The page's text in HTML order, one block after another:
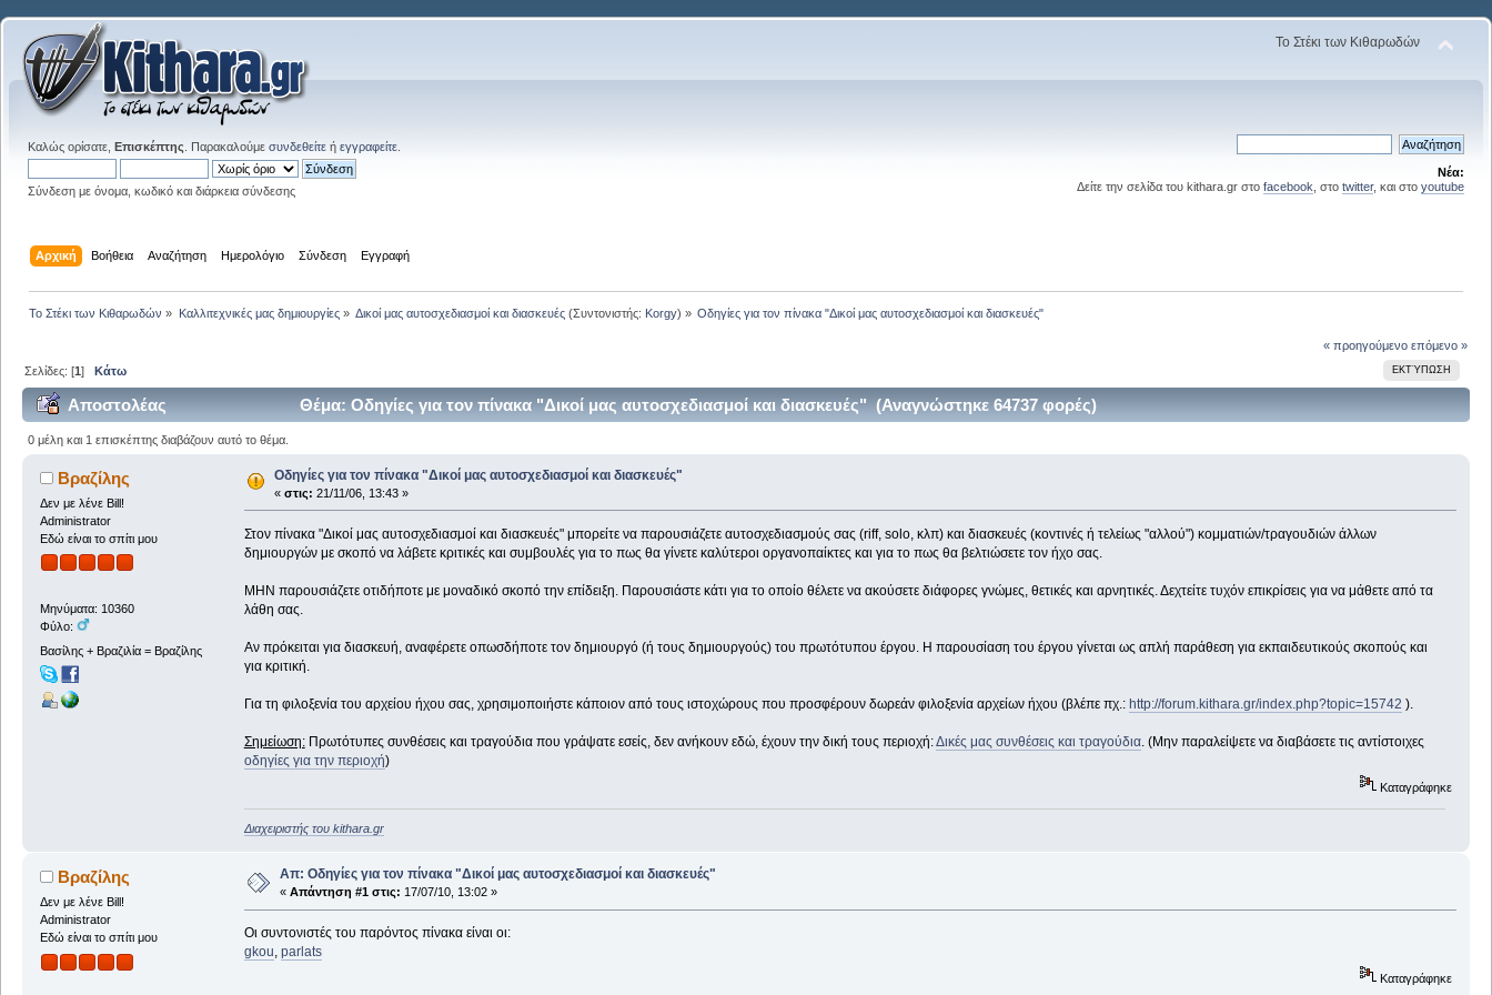
Το Στέκι των Κιθαρωδών
Καλώς ορίσατε, Επισκέπτης . Παρακαλούμε συνδεθείτε ή εγγραφείτε
Σύνδεση με όνομα, κωδικό και διάρκεια σύνδεσης
Νέα:
Δείτε την σελίδα του kithara.gr στο facebook , στο twitter, και στο youtube
Αρχική Βοήθεια Αναζήτηση Ημερολόγιο Σύνδεση Εγγραφή
Το Στέκι των Κιθαρωδών » Καλλιτεχνικές μας δημιουργίες» Δικοί μας αυτοσχεδιασμοί και διασκευές(Συντονιστής: Korgy) » Οδηγίες για τον πίνακα "Δικοί μας αυτοσχεδιασμοί και διασκευές"
« προηγούμενο επόμενο »
ΕΚΤΎΠΩΣΗ
Σελίδες: [1]Κάτω
Αποστολέας Θέμα: Οδηγίες για τον πίνακα "Δικοί μας αυτοσχεδιασμοί και διασκευές" (Αναγνώστηκε 64737 φορές)
0 μέλη και 1 επισκέπτης διαβάζουν αυτό το θέμα.
Βραζίλης
Δεν με λένε Bill!
Administrator
Εδώ είναι το σπίτι μου
Μηνύματα: 10360
Φύλο:
Βασίλης + Βραζιλία = Βραζίλης
Οδηγίες για τον πίνακα "Δικοί μας αυτοσχεδιασμοί και διασκευές"
« στις: 21/11/06, 13:43 »
Στον πίνακα "Δικοί μας αυτοσχεδιασμοί και διασκευές" μπορείτε να παρουσιάζετε αυτοσχεδιασμούς σας (riff, solo, κλπ) και διασκευές (κοντινές ή τελείως "αλλού") κομματιών/τραγουδιών άλλων
δημιουργών με σκοπό να λάβετε κριτικές και συμβουλές για το πως θα γίνετε καλύτεροι οργανοπαίκτες και για το πως θα βελτιώσετε τον ήχο σας.
ΜΗΝ παρουσιάζετε οτιδήποτε με μοναδικό σκοπό την επίδειξη. Παρουσιάστε κάτι για το οποίο θέλετε να ακούσετε διάφορες γνώμες, θετικές και αρνητικές. Δεχτείτε τυχόν επικρίσεις για να μάθετε από τα
λάθη σας.
Αν πρόκειται για διασκευή, αναφέρετε οπωσδήποτε τον δημιουργό (ή τους δημιουργούς) του πρωτότυπου έργου. Η παρουσίαση του έργου γίνεται ως απλή παράθεση για εκπαιδευτικούς σκοπούς και
για κριτική.
Για τη φιλοξενία του αρχείου ήχου σας, χρησιμοποιήστε κάποιον από τους ιστοχώρους που προσφέρουν δωρεάν φιλοξενία αρχείων ήχου (βλέπε πχ.: http://forum.kithara.gr/index.php?topic=15742 ).
Σημείωση:Πρωτότυπες συνθέσεις και τραγούδια που γράψατε εσείς, δεν ανήκουν εδώ, έχουν την δική τους περιοχή:Δικές μας συνθέσεις και τραγούδια. (Μην παραλείψετε να διαβάσετε τις αντίστοιχες
οδηγίες για την περιοχή)
Καταγράφηκε
Διαχειριστής του kithara.gr
Βραζίλης
Δεν με λένε Bill!
Administrator
Εδώ είναι το σπίτι μου
Απ: Οδηγίες για τον πίνακα "Δικοί μας αυτοσχεδιασμοί και διασκευές"
« Απάντηση #1 στις: 17/07/10, 13:02 »
Οι συντονιστές του παρόντος πίνακα είναι οι:
gkou, parlats
Καταγράφηκε